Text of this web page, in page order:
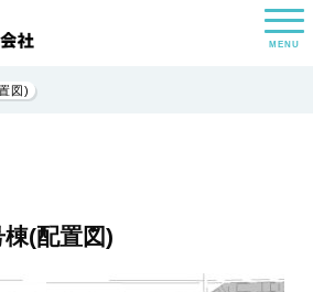
MENU
図)
(配置図)